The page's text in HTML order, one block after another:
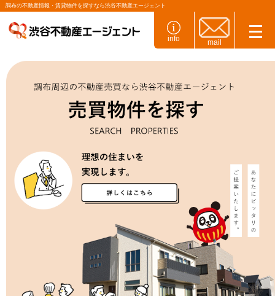
調布の不動産情報・賃貸物件を探すなら渋谷不動産エージェント
info mail